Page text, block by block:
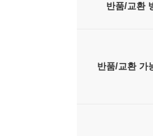
반품/교환
반품/교환 가